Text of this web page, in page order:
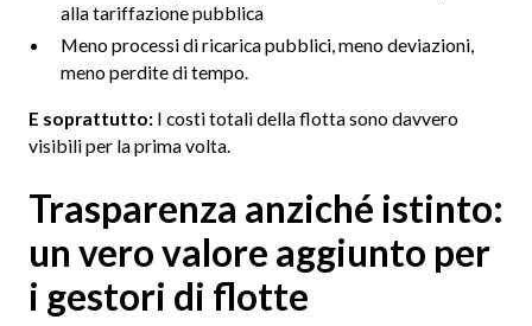
alla tariffazione pubblica
Meno processi di ricarica pubblici, meno deviazioni,
meno perdite di tempo.
E soprattutto: I costi totali della flotta sono davvero
visibili per la prima volta.
Trasparenza anziché istinto:
un vero valore aggiunto per
i gestori di flotte